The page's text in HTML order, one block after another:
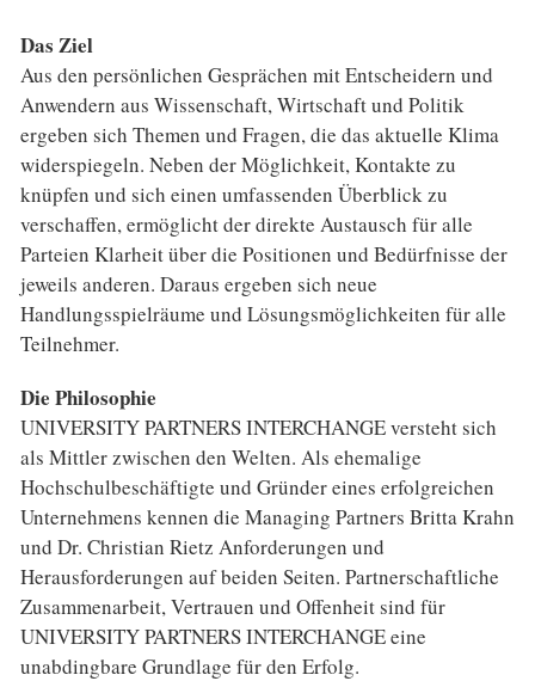
Das Ziel
Aus den persönlichen Gesprächen mit Entscheidern und
Anwendern aus Wissenschaft, Wirtschaft und Politik
ergeben sich Themen und Fragen, die das aktuelle Klima
widerspiegeln. Neben der Möglichkeit, Kontakte zu
knüpfen und sich einen umfassenden Überblick zu
verschaffen, ermöglicht der direkte Austausch für alle
Parteien Klarheit über die Positionen und Bedürfnisse der
jeweils anderen. Daraus ergeben sich neue
Handlungsspielräume und Lösungsmöglichkeiten für alle
Teilnehmer.
Die Philosophie
UNIVERSITY PARTNERS INTERCHANGE versteht sich
als Mittler zwischen den Welten. Als ehemalige
Hochschulbeschäftigte und Gründer eines erfolgreichen
Unternehmens kennen die Managing Partners Britta Krahn
und Dr. Christian Rietz Anforderungen und
Herausforderungen auf beiden Seiten. Partnerschaftliche
Zusammenarbeit, Vertrauen und Offenheit sind für
UNIVERSITY PARTNERS INTERCHANGE eine
unabdingbare Grundlage für den Erfolg.